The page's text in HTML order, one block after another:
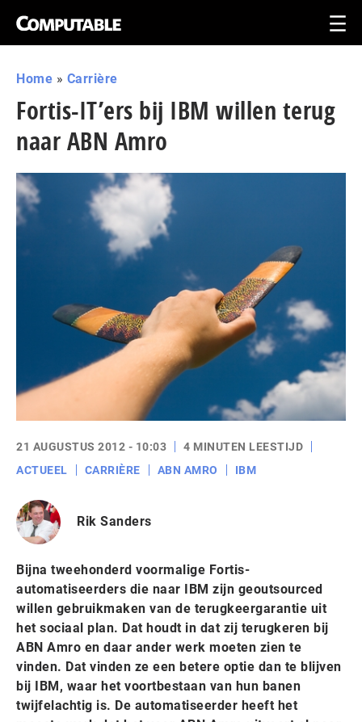
Home » Carrière
Fortis-IT’ers bij IBM willen terug
naar ABN Amro
21 AUGUSTUS 2012 - 10:03
4 MINUTEN LEESTIJD
ACTUEEL
CARRIÈRE ABN AMRO IBM
Rik Sanders
Bijna tweehonderd voormalige Fortis-
automatiseerders die naar IBM zijn geoutsourced
willen gebruikmaken van de terugkeergarantie uit
het sociaal plan. Dat houdt in dat zij terugkeren bij
ABN Amro en daar ander werk moeten zien te
vinden. Dat vinden ze een betere optie dan te blijven
bij IBM, waar het voortbestaan van hun banen
twijfelachtig is. De automatiseerder heeft het